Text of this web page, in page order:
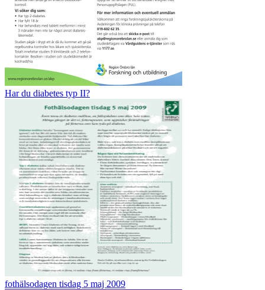
Har du diabetes typ II?
fothälsodagen tisdag 5 maj 2009